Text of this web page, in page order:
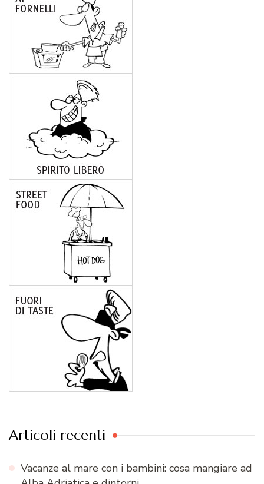
Articoli recenti
Vacanze al mare con i bambini: cosa mangiare ad